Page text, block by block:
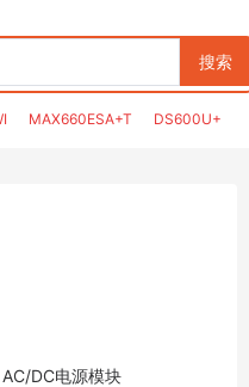
搜索
MAX660ESA+T DS600U+
DC电源模块